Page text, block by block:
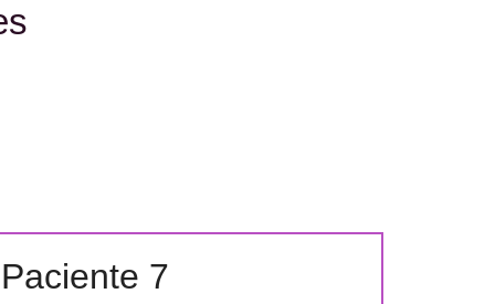
Paciente 7